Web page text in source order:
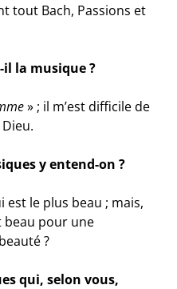
tout Bach, Passions et
il la musique ?
» ; il m’est difficile de
y entend-on ?
est le plus beau ; mais,
pour une
?
qui, selon vous,